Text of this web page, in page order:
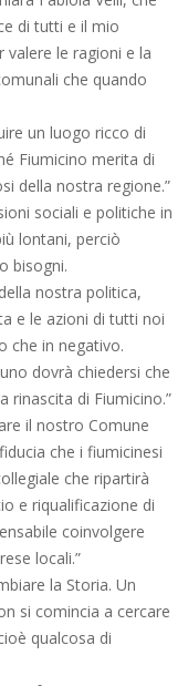
di tutti e il mio
le ragioni e la
che quando
un luogo ricco di
Fiumicino merita di
della nostra regione.”
sociali e politiche in
lontani, perciò
bisogni.
nostra politica,
e le azioni di tutti noi
che in negativo.
dovrà chiedersi che
rinascita di Fiumicino.”
il nostro Comune
che i fiumicinesi
che ripartirà
e riqualificazione di
coinvolgere
locali.”
la Storia. Un
si comincia a cercare
qualcosa di